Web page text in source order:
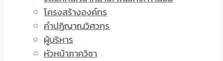
โครงสร้างองค์กร
คำปฏิญาณวิศวกร
ผู้บริหาร
หัวหน้าภาควิชา